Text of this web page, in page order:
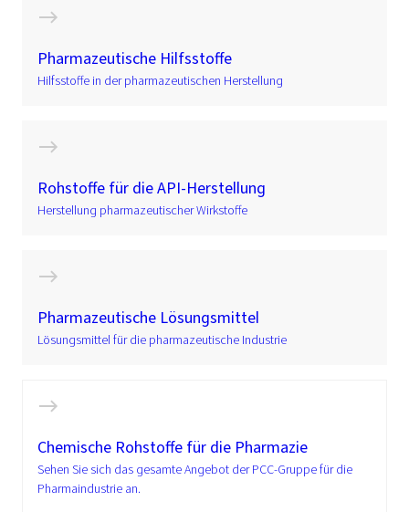
Pharmazeutische Hilfsstoffe
Hilfsstoffe in der pharmazeutischen Herstellung
Rohstoffe für die API-Herstellung
Herstellung pharmazeutischer Wirkstoffe
Pharmazeutische Lösungsmittel
Lösungsmittel für die pharmazeutische Industrie
Chemische Rohstoffe für die Pharmazie
Sehen Sie sich das gesamte Angebot der PCC-Gruppe für die
Pharmaindustrie an.